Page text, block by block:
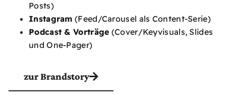
Posts)
Instagram (Feed/Carousel als Content-Serie)
Podcast & Vorträge (Cover/Keyvisuals, Slides
und One-Pager)
zur Brandstory